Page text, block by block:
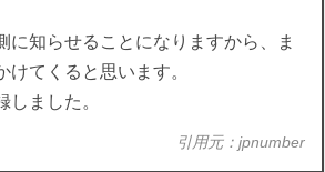
に知らせることになりますから、ま
けてくると思います。
しました。
引用元：jpnumber